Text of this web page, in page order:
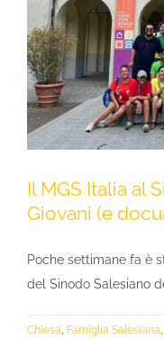
Il MGS Italia al
Giovani (e
Poche settimane fa è
del Sinodo Salesiano
Chiesa, Famiglia Salesiana,